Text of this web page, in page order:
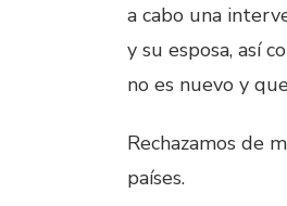
a cabo una
y su esposa, así
no es nuevo y
Rechazamos de
países.